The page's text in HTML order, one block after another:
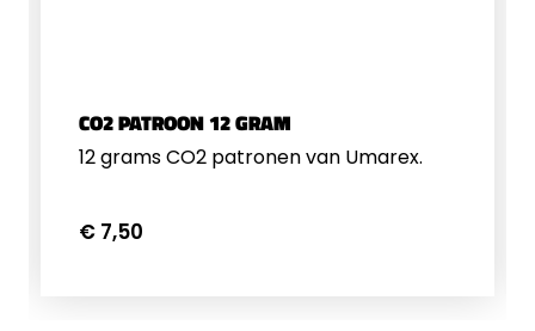
CO2 PATROON 12 GRAM
12 grams CO2 patronen van Umarex.
€ 7,50